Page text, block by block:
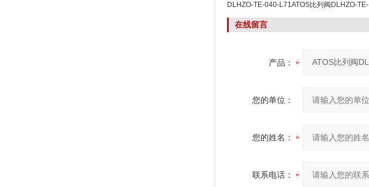
DLHZO-TE-040-L71ATOS比列阀DLHZO-TE-
040-L71特点
在线留言
产品：
您的单位：
您的姓名：
联系电话：